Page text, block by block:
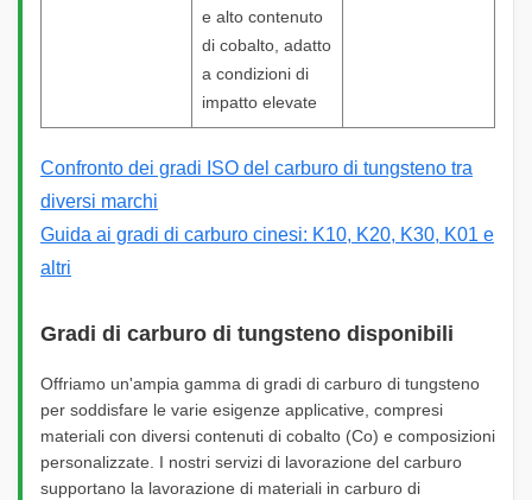
e alto contenuto
di cobalto, adatto
a condizioni di
impatto elevate
Confronto dei gradi ISO del carburo di tungsteno tra
diversi marchi
Guida ai gradi di carburo cinesi: K10, K20, K30, K01 e
altri
Gradi di carburo di tungsteno disponibili
Offriamo un'ampia gamma di gradi di carburo di tungsteno
per soddisfare le varie esigenze applicative, compresi
materiali con diversi contenuti di cobalto (Co) e composizioni
personalizzate. I nostri servizi di lavorazione del carburo
supportano la lavorazione di materiali in carburo di